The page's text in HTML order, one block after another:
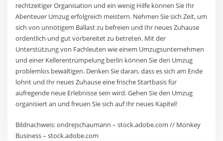
rechtzeitiger Organisation und ein wenig Hilfe können Sie Ihr
Abenteuer Umzug erfolgreich meistern. Nehmen Sie sich Zeit, um
sich von unnötigem Ballast zu befreien und Ihr neues Zuhause
ordentlich und gut vorbereitet zu betreten. Mit der
Unterstützung von Fachleuten wie einem Umzugsunternehmen
und einer Kellerentrümpelung berlin können Sie den Umzug
problemlos bewältigen. Denken Sie daran, dass es sich am Ende
lohnt und Ihr neues Zuhause eine frische Startbasis für
aufregende neue Erlebnisse sein wird. Gehen Sie den Umzug
organisiert an und freuen Sie sich auf Ihr neues Kapitel!
Bildnachweis: ondrejschaumann – stock.adobe.com // Monkey
Business – stock.adobe.com